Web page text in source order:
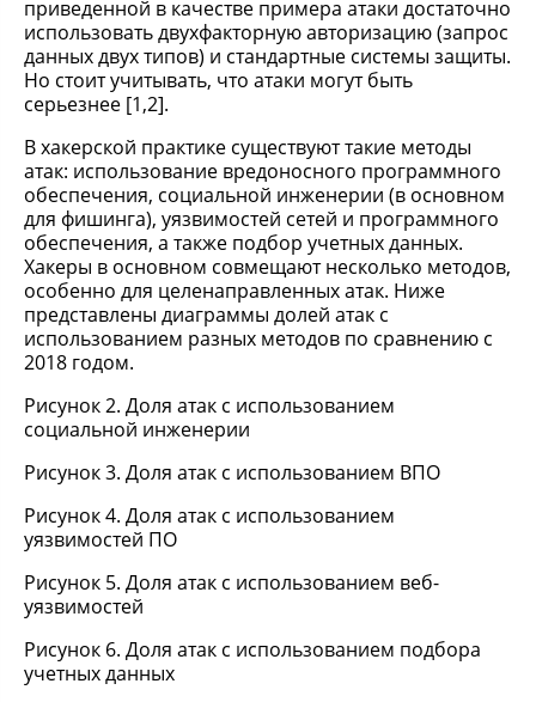
приведенной в качестве примера атаки достаточно
использовать двухфакторную авторизацию (запрос
данных двух типов) и стандартные системы защиты.
Но стоит учитывать, что атаки могут быть
серьезнее [1,2].
В хакерской практике существуют такие методы
атак: использование вредоносного программного
обеспечения, социальной инженерии (в основном
для фишинга), уязвимостей сетей и программного
обеспечения, а также подбор учетных данных.
Хакеры в основном совмещают несколько методов,
особенно для целенаправленных атак. Ниже
представлены диаграммы долей атак с
использованием разных методов по сравнению с
2018 годом.
Рисунок 2. Доля атак с использованием
социальной инженерии
Рисунок 3. Доля атак с использованием ВПО
Рисунок 4. Доля атак с использованием
уязвимостей ПО
Рисунок 5. Доля атак с использованием веб-
уязвимостей
Рисунок 6. Доля атак с использованием подбора
учетных данных